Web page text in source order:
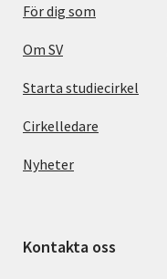
För dig som
Om SV
Starta studiecirkel
Cirkelledare
Nyheter
Kontakta oss